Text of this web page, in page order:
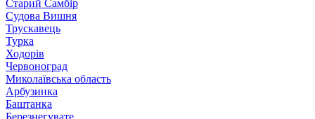
Старий Самбір
Судова Вишня
Трускавець
Турка
Ходорів
Червоноград
Миколаївська область
Арбузинка
Баштанка
Березнегувате